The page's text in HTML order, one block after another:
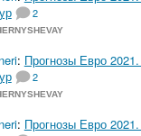
2
: Прогнозы Евро
2
: Прогнозы Евро